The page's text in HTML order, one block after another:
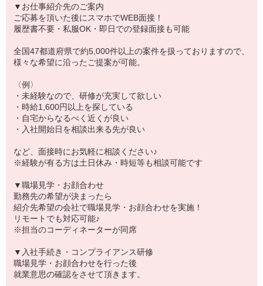
▼お仕事紹介先のご案内
ご応募を頂いた後にスマホでWEB面接！
履歴書不要・私服OK・即日での登録面接も可能
全国47都道府県で約5,000件以上の案件を扱っておりますので、
様々な希望に沿ったご提案が可能。
〈例〉
・未経験なので、研修が充実して欲しい
・時給1,600円以上を探している
・自宅からなるべく近くが良い
・入社開始日を相談出来る先が良い
など、面接時にお気軽に相談ください♪
※経験が有る方は土日休み・時短等も相談可能です
▼職場見学・お顔合わせ
勤務先の希望が決まったら
紹介先希望の会社で職場見学・お顔合わせを実施！
リモートでも対応可能♪
※担当のコーディネーターが同席
▼入社手続き・コンプライアンス研修
職場見学・お顔合わせを行った後
就業意思の確認をさせて頂きます。